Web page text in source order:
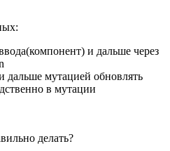
и дальше через
дальше мутацией обновлять
в мутации
делать?